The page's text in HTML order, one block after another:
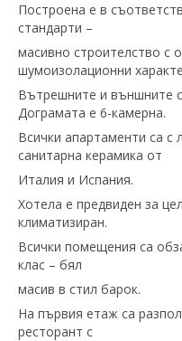
Построена е в
стандарти –
масивно строителство с
шумоизолационни
Вътрешните и външните
Дограмата е 6-камерна.
Всички апартаменти са с
санитарна керамика от
Италия и Испания.
Хотела е предвиден за
климатизиран.
Всички помещения са
клас – бял
масив в стил барок.
На първия етаж са
ресторант с